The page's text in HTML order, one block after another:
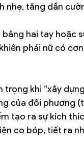
nhẹ, tăng dần
hai tay hoặc
phái nữ có
khi “xây
của đối phương
tạo ra sự kích
co bóp, tiết ra